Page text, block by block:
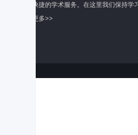
全面快捷的学术服务。在这里我们保持
了解更多>>